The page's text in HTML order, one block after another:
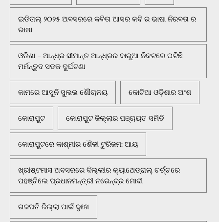
ଇଡିତାଲ୍ ୨୦୨୫ ଅବସରରେ କବିତା ଆସର କବି ର ଭାଷା ନିରବତା ର
ଭାଷା
ଓଡିଶା - ଆନ୍ଧ୍ର ସୀମାନ୍ତ ଆନ୍ଧ୍ରର ବାରୁଆ ନିକଟରେ ଘଟିଛି
ମର୍ମନ୍ତୁଦ ସଡକ ଦୁର୍ଘଟଣା
କାମରେ ଆସୁନି ସୁଲଭ ଶୌଚାଳୟ କୋଟିଆ ଓଡ଼ିଶାର ଅଂଶ
କୋରାପୁଟ କୋରାପୁଟ ଜିଲ୍ଲାର ପଞ୍ଚାୟତ ସମିତି
କୋରାପୁଟରେ କାଶ୍ମୀର ଶୈଳୀ ଟୁରିଜମ: ଆୟ
ଖ୍ରୀଷ୍ଟମାସ ଅବସରରେ ଦିଲ୍ଲୀର କ୍ୟାଥେଡ୍ରାଲ୍ ଚର୍ଚ୍ଚରେ
ପହଞ୍ଚିଲେ ପ୍ରଧାନମନ୍ତ୍ରୀ ନରେନ୍ଦ୍ର ମୋଦୀ
ଗଜପତି ଜିଲ୍ଲା ପାଇଁ ଦୁଃଖ